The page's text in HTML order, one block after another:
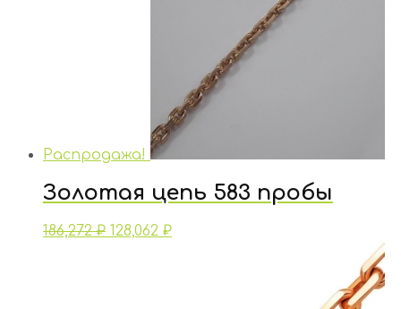
Распродажа!
Золотая цепь 583 пробы
186,272₽ 128,062 ₽